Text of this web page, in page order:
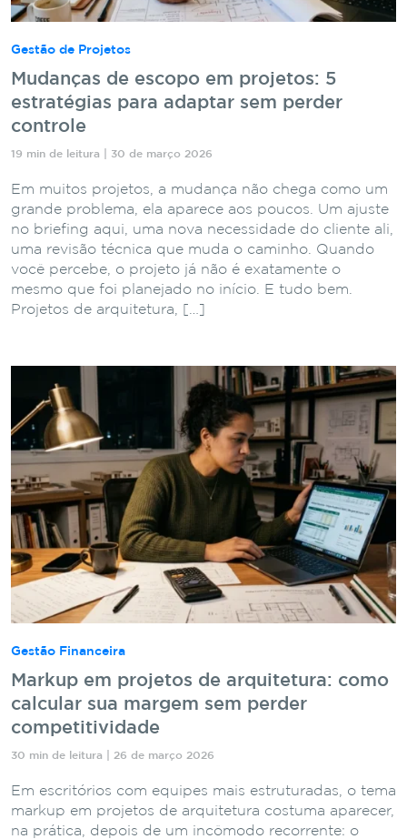
Gestão de Projetos
Mudanças de escopo em projetos: 5
estratégias para adaptar sem perder
controle
19 min de leitura | 30 de março 2026
Em muitos projetos, a mudança não chega como um
grande problema, ela aparece aos poucos. Um ajuste
no briefing aqui, uma nova necessidade do cliente ali,
uma revisão técnica que muda o caminho. Quando
você percebe, o projeto já não é exatamente o
mesmo que foi planejado no início. E tudo bem.
Projetos de arquitetura, […]
Gestão Financeira
Markup em projetos de arquitetura: como
calcular sua margem sem perder
competitividade
30 min de leitura | 26 de março 2026
Em escritórios com equipes mais estruturadas, o tema
markup em projetos de arquitetura costuma aparecer,
na prática, depois de um incômodo recorrente: o